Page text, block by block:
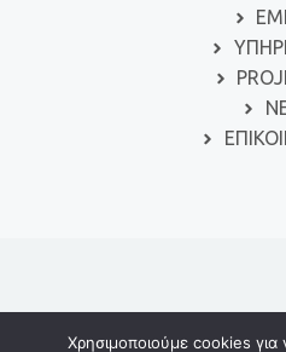
© 2024
Χρησιμοποιούμε cookies